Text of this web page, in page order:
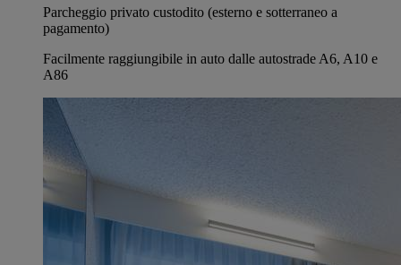
Parcheggio privato custodito (esterno e sotterraneo a
pagamento)
Facilmente raggiungibile in auto dalle autostrade A6, A10 e
A86